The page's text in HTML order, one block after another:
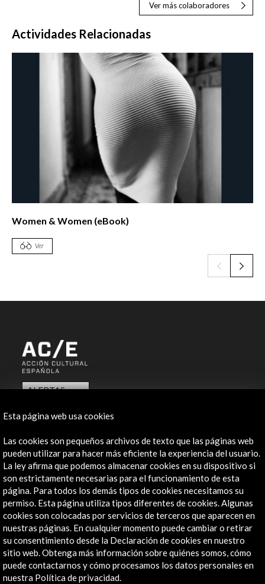
Ver más colaboradores
Actividades Relacionadas
Women & Women (eBook)
Ver
ALERTAS
Contacta
info@accioncultural.es
+34 91 700 4000
José Abascal, 4 - 4º
28003 Madrid, España
Canales de contacto
Explora
Institucional
Esta página web usa cookies
Las cookies son pequeños archivos de texto que las páginas web
pueden utilizar para hacer más eficiente la experiencia del usuario.
La ley afirma que podemos almacenar cookies en su dispositivo si
son estrictamente necesarias para el funcionamiento de esta
página. Para todos los demás tipos de cookies necesitamos su
permiso. Esta página utiliza tipos diferentes de cookies. Algunas
cookies son colocadas por servicios de terceros que aparecen en
nuestras páginas. En cualquier momento puede cambiar o retirar
su consentimiento desde la Declaración de cookies en nuestro
sitio web. Obtenga más información sobre quiénes somos, cómo
puede contactarnos y cómo procesamos los datos personales en
nuestra Política de privacidad.